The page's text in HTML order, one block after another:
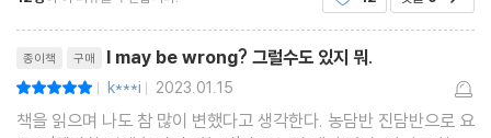
종이책 구매 I may be wrong? 그럴수도 있지 뭐.
| k***i | 2023.01.15
책을 읽으며 나도 참 많이 변했다고 생각한다. 농담반 진담반으로 요